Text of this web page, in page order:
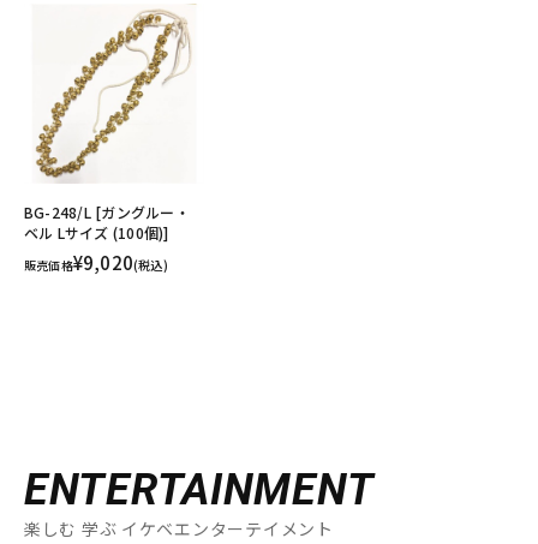
BG-248/L [ガングルー・
ベル Lサイズ (100個)]
販売価格¥9,020(税込)
ENTERTAINMENT
楽しむ 学ぶ イケベエンターテイメント